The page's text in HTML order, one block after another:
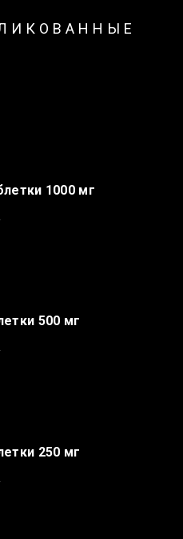
1000 мг
500 мг
250 мг